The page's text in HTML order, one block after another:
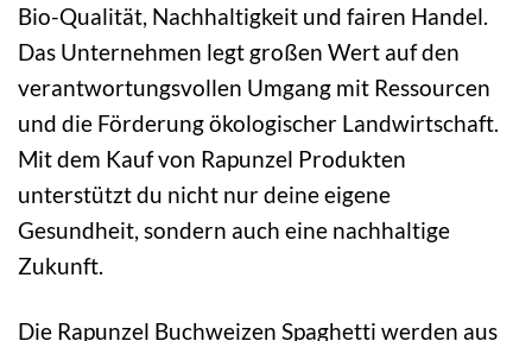
Bio-Qualität, Nachhaltigkeit und fairen Handel.
Das Unternehmen legt großen Wert auf den
verantwortungsvollen Umgang mit Ressourcen
und die Förderung ökologischer Landwirtschaft.
Mit dem Kauf von Rapunzel Produkten
unterstützt du nicht nur deine eigene
Gesundheit, sondern auch eine nachhaltige
Zukunft.
Die Rapunzel Buchweizen Spaghetti werden aus